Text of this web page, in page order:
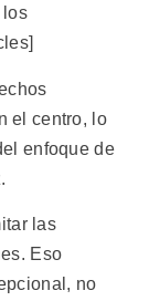
los
el centro, lo
enfoque de
las
Eso
no